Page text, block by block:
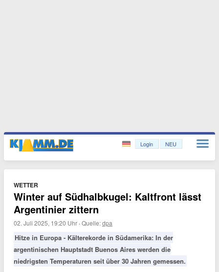
Login NEU
WETTER
Winter auf Südhalbkugel: Kaltfront lässt
Argentinier zittern
02. Juli 2025, 19:20 Uhr ·Quelle:dpa
Hitze in Europa - Kälterekorde in Südamerika: In der
argentinischen Hauptstadt Buenos Aires werden die
niedrigsten Temperaturen seit über 30 Jahren gemessen.